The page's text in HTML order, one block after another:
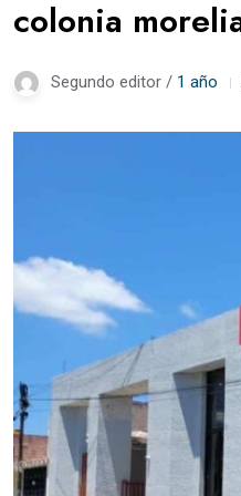
colonia
Segundo editor / 1 año